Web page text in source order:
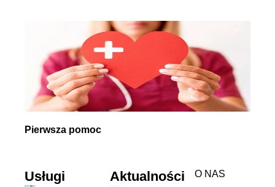
Pierwsza pomoc
Usługi Aktualności O NAS